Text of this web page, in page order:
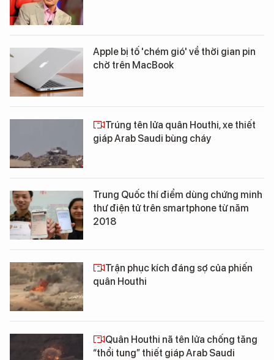
Apple bị tố 'chém gió' về thời gian pin
chờ trên MacBook
Trúng tên lửa quân Houthi, xe thiết
giáp Arab Saudi bùng cháy
Trung Quốc thí điểm dùng chứng minh
thư điện tử trên smartphone từ năm
2018
Trận phục kích đáng sợ của phiến
quân Houthi
Quân Houthi nã tên lửa chống tăng
“thổi tung” thiết giáp Arab Saudi